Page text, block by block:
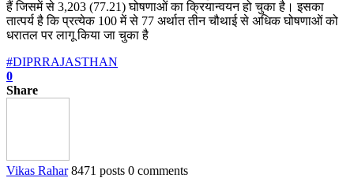
हैं जिसमें से 3,203 (77.21) घोषणाओं का क्रियान्वयन हो चुका है। इसका
तात्पर्य है कि प्रत्येक 100 में से 77 अर्थात तीन चौथाई से अधिक घोषणाओं को
धरातल पर लागू किया जा चुका है
#DIPRRAJASTHAN
0
Share
Vikas Rahar 8471 posts 0 comments